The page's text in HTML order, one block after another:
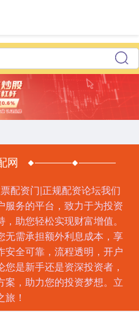
网
配资门|正规配资论坛我们
服务的平台，致力于为投资
助您轻松实现财富增值。
无需承担额外利息成本，享
安全可靠，流程透明，开户
是新手还是资深投资者，
案，助力您的投资梦想。立
！